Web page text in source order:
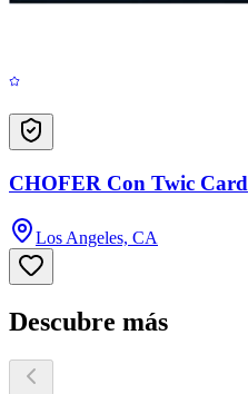
CHOFER Con Twic Card
Los Angeles, CA
Descubre más